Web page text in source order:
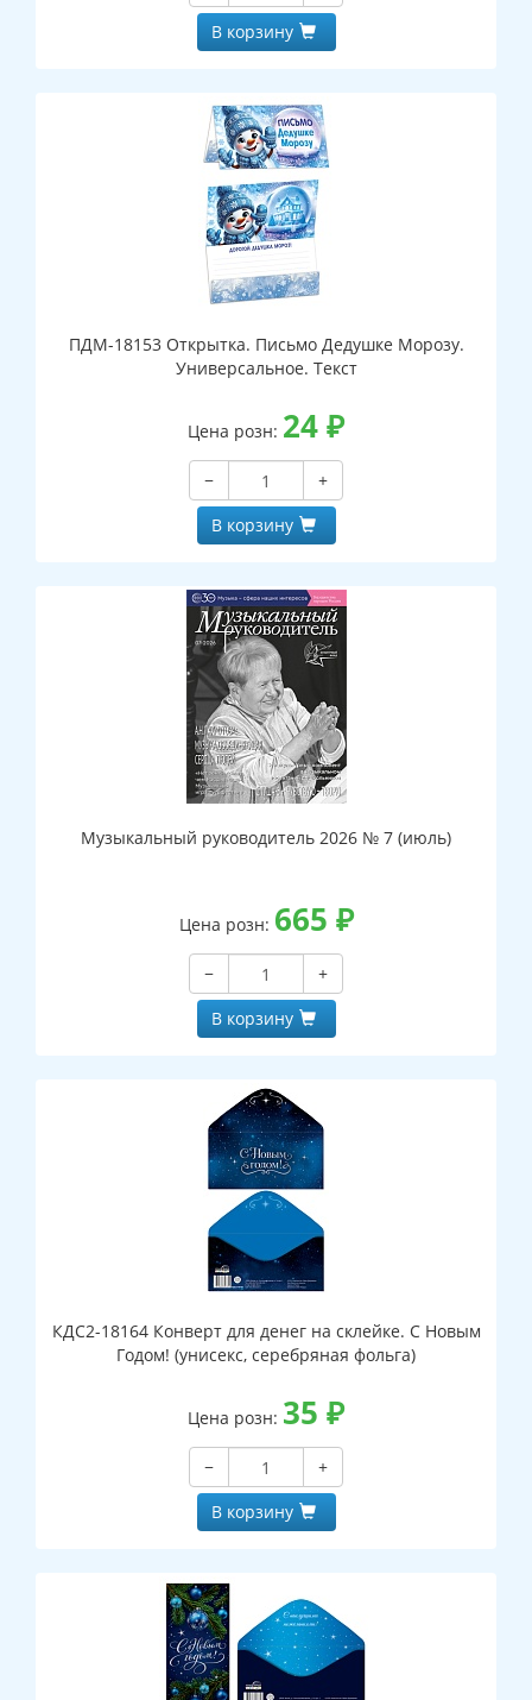
В корзину
ПДМ-18153 Открытка. Письмо Дедушке Морозу.
Универсальное. Текст
Цена розн: 24₽
−
+
В корзину
Музыкальный руководитель 2026 № 7 (июль)
Цена розн: 665 ₽
−
+
В корзину
КДС2-18164 Конверт для денег на склейке. С Новым
Годом! (унисекс, серебряная фольга)
Цена розн: 35 ₽
−
+
В корзину